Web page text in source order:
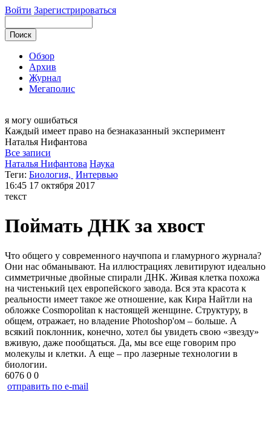
Войти Зарегистрироваться
Обзор
Архив
Журнал
Мегаполис
я могу ошибаться
Каждый имеет право на безнаказанный эксперимент
Наталья Нифантова
Все записи
Наталья Нифантова Наука
Теги: Биология, Интервью
16:45 17 октября 2017
текст
Поймать ДНК за хвост
Что общего у современного научпопа и гламурного журнала?
Они нас обманывают. На иллюстрациях левитируют идеально
симметричные двойные спирали ДНК. Живая клетка похожа
на чистенький цех европейского завода. Вся эта красота к
реальности имеет такое же отношение, как Кира Найтли на
обложке Cosmopolitan к настоящей женщине. Структуру, в
общем, отражает, но владение Photoshop'ом – больше. А
всякий поклонник, конечно, хотел бы увидеть свою «звезду»
вживую, даже пообщаться. Да, мы все еще говорим про
молекулы и клетки. А еще – про лазерные технологии в
биологии.
6076 0 0
отправить по e-mail